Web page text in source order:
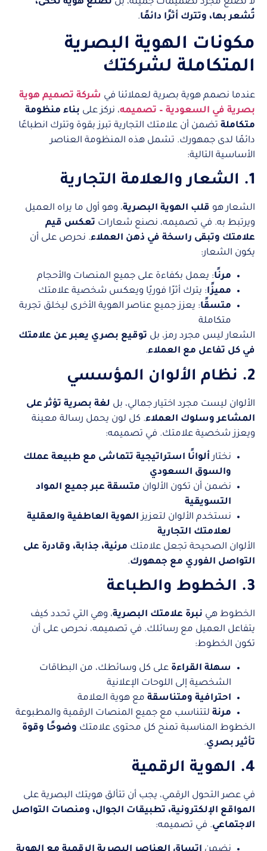
لا نصنع مجرد تصميمات جميلة، بل نصنع هوية تُحكى،
تُشعر بها، وتترك أثرًا دائمًا.
مكونات الهوية البصرية
المتكاملة لشركتك
عندما نصمم هوية بصرية لعملائنا في شركة تصميم هوية
بصرية في السعودية – تصميمه، نركز على بناء منظومة
متكاملة تضمن أن علامتك التجارية تبرز بقوة وتترك انطباعًا
دائمًا لدى جمهورك. تشمل هذه المنظومة العناصر
الأساسية التالية:
1. الشعار والعلامة التجارية
الشعار هو قلب الهوية البصرية، وهو أول ما يراه العميل
ويرتبط به. في تصميمه، نصنع شعارات تعكس قيم
علامتك وتبقى راسخة في ذهن العملاء. نحرص على أن
يكون الشعار:
مرنًا: يعمل بكفاءة على جميع المنصات والأحجام
مميزًا: يترك أثرًا فوريًا ويعكس شخصية علامتك
متسقًا: يعزز جميع عناصر الهوية الأخرى ليخلق تجربة
متكاملة
الشعار ليس مجرد رمز، بل توقيع بصري يعبر عن علامتك
في كل تفاعل مع العملاء.
2. نظام الألوان المؤسسي
الألوان ليست مجرد اختيار جمالي، بل لغة بصرية تؤثر على
المشاعر وسلوك العملاء. كل لون يحمل رسالة معينة
ويعزز شخصية علامتك. في تصميمه:
نختار ألوانًا استراتيجية تتماشى مع طبيعة عملك
والسوق السعودي
نضمن أن تكون الألوان متسقة عبر جميع المواد
التسويقية
نستخدم الألوان لتعزيز الهوية العاطفية والعقلية
لعلامتك التجارية
الألوان الصحيحة تجعل علامتك مرئية، جذابة، وقادرة على
التواصل الفوري مع جمهورك.
3. الخطوط والطباعة
الخطوط هي نبرة علامتك البصرية، وهي التي تحدد كيف
يتفاعل العميل مع رسائلك. في تصميمه، نحرص على أن
تكون الخطوط:
سهلة القراءة على كل وسائطك، من البطاقات
الشخصية إلى اللوحات الإعلانية
احترافية ومتناسقة مع هوية العلامة
مرنة لتتناسب مع جميع المنصات الرقمية والمطبوعة
الخطوط المناسبة تمنح كل محتوى علامتك وضوحًا وقوة
تأثير بصري.
4. الهوية الرقمية
في عصر التحول الرقمي، يجب أن تتألق هويتك البصرية على
المواقع الإلكترونية، تطبيقات الجوال، ومنصات التواصل
الاجتماعي. في تصميمه: